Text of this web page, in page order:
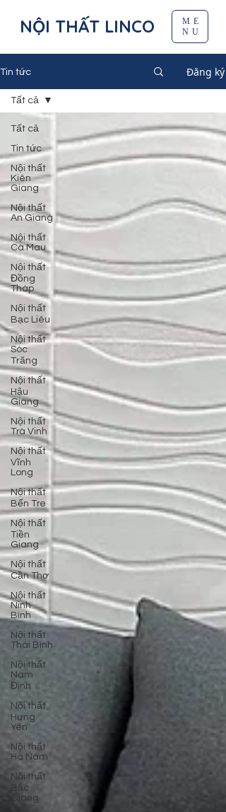
NỘI THẤT LINCO
ME
NU
Tin tức Đăng ký
Tất cả
Tin tức
Nội thất
Kiên
Giang
Nội thất
An Giang
Nội thất
Cà Mau
Nội thất
Đồng
Tháp
Nội thất
Bạc Liêu
Nội thất
Sóc
Trăng
Nội thất
Hậu
Giang
Nội thất
Trà Vinh
Nội thất
Vĩnh
Long
Nội thất
Bến Tre
Nội thất
Tiền
Giang
Nội thất
Cần Thơ
Nội thất
Ninh
Bình
Nội thất
Thái Bình
Nội thất
Nam
Định
Nội thất
Hưng
Yên
Nội thất
Hà Nam
Nội thất
Bắc
Giang
Tất cả